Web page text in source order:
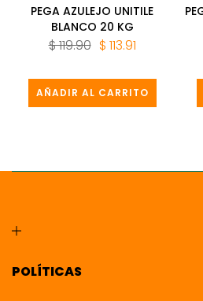
PEGA AZULEJO UNITILE
BLANCO 20 KG
$ 119.90 $ 113.91
AÑADIR AL CARRITO
POLÍTICAS